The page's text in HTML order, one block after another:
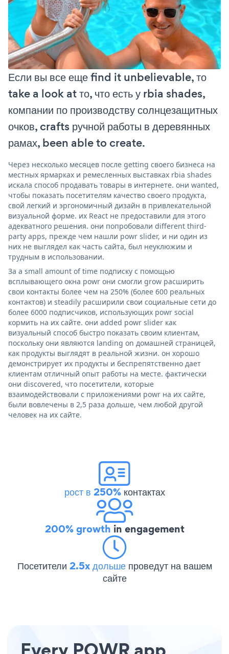
Если вы все еще find it unbelievable, то
take a look at то, что есть у rbia shades,
компании по производству солнцезащитных
очков, crafts ручной работы в деревянных
рамах, been able to create.
Через несколько месяцев после getting своего бизнеса на
местных ярмарках и ремесленных выставках rbia shades
искала способ продавать товары в интернете. они wanted,
чтобы показать посетителям качество своего продукта,
свой легкий и эргономичный дизайн в привлекательной
визуальной форме. их React не предоставили для этого
адекватного решения. они попробовали different third-
party apps, прежде чем нашли powr slider, и ни один из
них не выглядел как часть сайта, был неуклюжим и
трудным в использовании.
За a small amount of time подписку с помощью
всплывающего окна powr они смогли grow расширить
свои контакты более чем на 250% (более 600 реальных
контактов) и steadily расширили свои социальные сети до
более 6000 подписчиков, использующих powr social
кормить на их сайте. они added powr slider как
визуальный способ быстро показать своим клиентам,
поскольку они являются landing on домашней страницей,
как продукты выглядят в реальной жизни. он хорошо
демонстрирует их продукты и беспрепятственно дает
клиентам отличный опыт работы на месте. фактически
они discovered, что посетители, которые
взаимодействовали с приложениями powr на их сайте,
были вовлечены в 2,5 раза дольше, чем любой другой
человек на их сайте.
рост в 250%контактах
200% growth in engagement
Посетители 2.5x дольше проведут на вашем
сайте